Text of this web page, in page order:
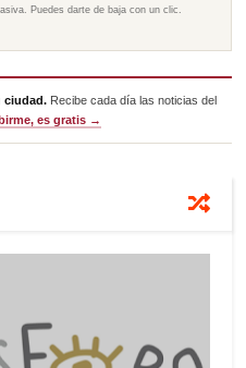
Puedes darte de baja con un clic.
ciudad. Recibe cada día las noticias del
es gratis →